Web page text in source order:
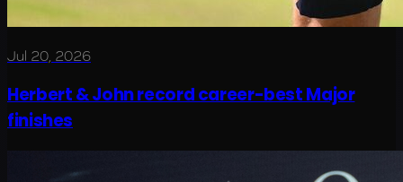
Jul 20, 2026
Herbert & John record career-best Major
finishes